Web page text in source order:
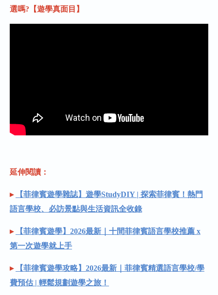
選嗎?【遊學真面目】
延伸閱讀：
▸
【菲律賓遊學雜誌】遊學StudyDIY | 探索菲律賓！熱門
語言學校、必訪景點與生活資訊全收錄
▸
【菲律賓遊學】2026最新｜十間菲律賓語言學校推薦 x
第一次遊學就上手
▸
【菲律賓遊學攻略】2026最新｜菲律賓精選語言學校/學
費預估 | 輕鬆規劃遊學之旅！